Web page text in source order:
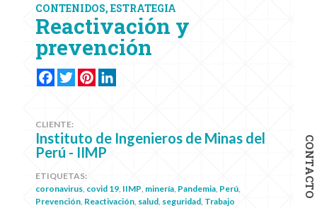
CONTACTO
CONTENIDOS, ESTRATEGIA
Reactivación y
prevención
FACEBOOK
TWITTER
PINTEREST
CLIENTE:
Instituto de Ingenieros de Minas del
Perú - IIMP
ETIQUETAS:
coronavirus covid 19 IIMP minería Pandemia Perú
Prevención Reactivación salud seguridad Trabajo